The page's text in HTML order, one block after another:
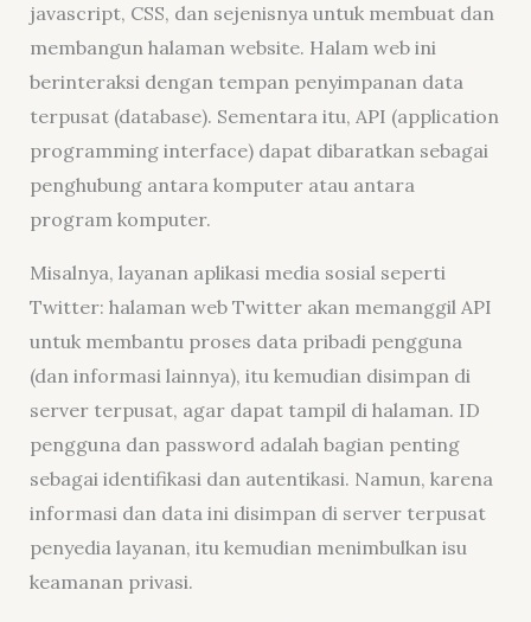
javascript, CSS, dan sejenisnya untuk membuat dan
membangun halaman website. Halam web ini
berinteraksi dengan tempan penyimpanan data
terpusat (database). Sementara itu, API (application
programming interface) dapat dibaratkan sebagai
penghubung antara komputer atau antara
program komputer.
Misalnya, layanan aplikasi media sosial seperti
Twitter: halaman web Twitter akan memanggil API
untuk membantu proses data pribadi pengguna
(dan informasi lainnya), itu kemudian disimpan di
server terpusat, agar dapat tampil di halaman. ID
pengguna dan password adalah bagian penting
sebagai identifikasi dan autentikasi. Namun, karena
informasi dan data ini disimpan di server terpusat
penyedia layanan, itu kemudian menimbulkan isu
keamanan privasi.